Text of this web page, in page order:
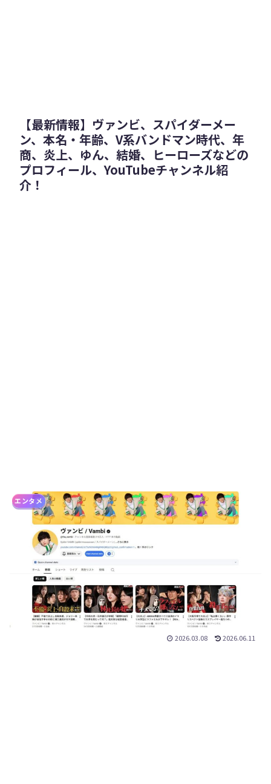
【最新情報】ヴァンビ、スパイダーメー
ン、本名・年齢、V系バンドマン時代、年
商、炎上、ゆん、結婚、ヒーローズなどの
プロフィール、YouTubeチャンネル紹
介！
エンタメ
2026.03.08 2026.06.11